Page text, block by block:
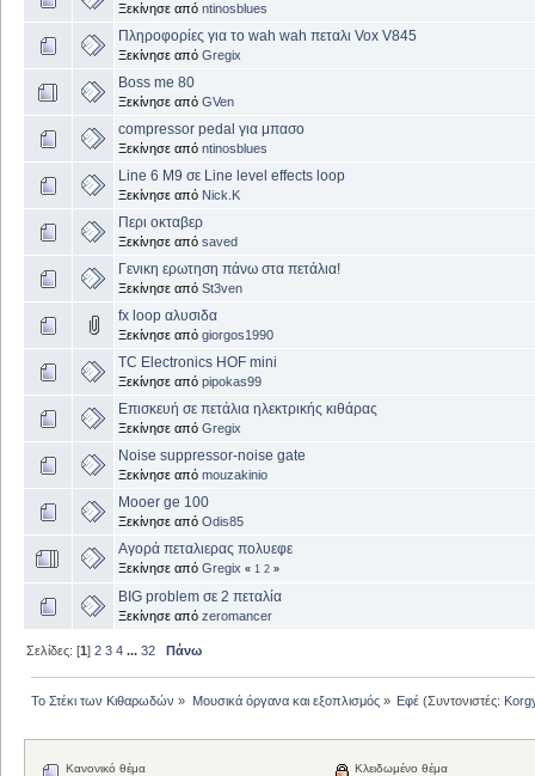
Ξεκίνησε από ntinosblues
Πληροφορίες για το wah wah πεταλι Vox V845
Ξεκίνησε από Gregix
Boss me 80
Ξεκίνησε από GVen
compressor pedal για μπασο
Ξεκίνησε από ntinosblues
Line 6 M9 σε Line level effects loop
Ξεκίνησε από Nick.K
Περι οκταβερ
Ξεκίνησε από saved
Γενικη ερωτηση πάνω στα πετάλια!
Ξεκίνησε από St3ven
fx loop αλυσιδα
Ξεκίνησε από giorgos1990
TC Electronics HOF mini
Ξεκίνησε από pipokas99
Επισκευή σε πετάλια ηλεκτρικής κιθάρας
Ξεκίνησε από Gregix
Noise suppressor-noise gate
Ξεκίνησε από mouzakinio
Mooer ge 100
Ξεκίνησε από Odis85
Αγορά πεταλιερας πολυεφε
Ξεκίνησε από Gregix « 1 2 »
BIG problem σε 2 πεταλία
Ξεκίνησε από zeromancer
Σελίδες: [1]2 3 4 ...32 Πάνω
Το Στέκι των Κιθαρωδών » Μουσικά όργανα και εξοπλισμός» Εφέ(Συντονιστές:
Κανονικό θέμα Κλειδωμένο θέμα